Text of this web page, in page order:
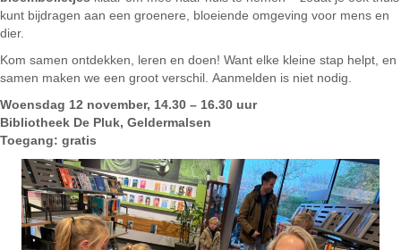
kunt bijdragen aan een groenere, bloeiende omgeving voor mens en
dier.
Kom samen ontdekken, leren en doen! Want elke kleine stap helpt, en
samen maken we een groot verschil. Aanmelden is niet nodig.
Woensdag 12 november, 14.30 – 16.30 uur
Bibliotheek De Pluk, Geldermalsen
Toegang: gratis